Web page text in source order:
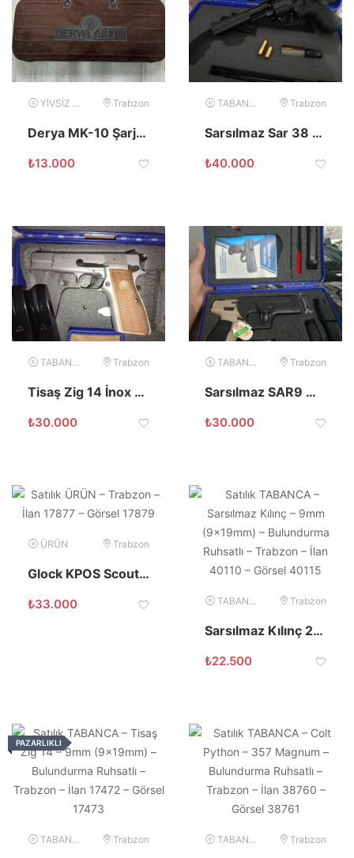
YİVSİZ TÜFEK Trabzon
Derya MK-10 Şarjörlü Av Tüfeği
₺13.000
TABANCA Trabzon
Sarsılmaz Sar 38 6 inch 357 Magnum Toplu
₺40.000
TABANCA Trabzon
Tisaş Zig 14 İnox 9x19mm
₺30.000
TABANCA Trabzon
Sarsılmaz SAR9 Mete Safari 9×19
₺30.000
ÜRÜN Trabzon
Glock KPOS Scout FAB Roni Kit
₺33.000 TABANCA Trabzon
Sarsılmaz Kılınç 2000 Light 9×19 Sıfır Gibi
₺22.500
PAZARLIKLI
TABANCA Trabzon TABANCA Trabzon